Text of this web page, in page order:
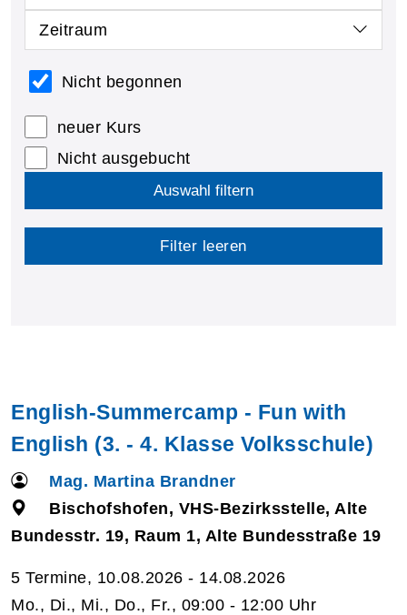
Zeitraum
Nicht begonnen
neuer Kurs
Nicht ausgebucht
Auswahl filtern
Filter leeren
English-Summercamp - Fun with
English (3. - 4. Klasse Volksschule)
Mag. Martina Brandner
Bischofshofen, VHS-Bezirksstelle, Alte
Bundesstr. 19, Raum 1, Alte Bundesstraße 19
5 Termine, 10.08.2026 - 14.08.2026
Mo., Di., Mi., Do., Fr., 09:00 - 12:00 Uhr